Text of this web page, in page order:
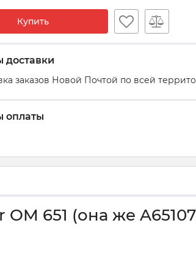
Купить
доставки
заказов Новой Почтой по всей
оплаты
651 (она же